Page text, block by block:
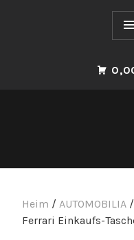
Heim / AUTOMOBILIA /
Ferrari Einkaufs-